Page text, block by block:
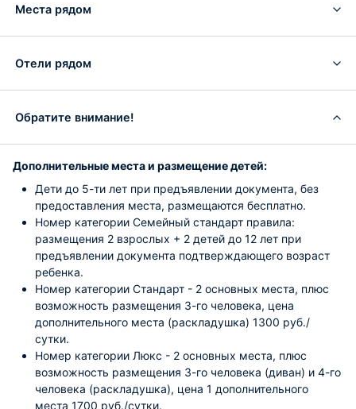
Места рядом
Отели рядом
Обратите внимание!
Дополнительные места и размещение детей:
Дети до 5-ти лет при предъявлении документа, без
предоставления места, размещаются бесплатно.
Номер категории Семейный стандарт правила:
размещения 2 взрослых + 2 детей до 12 лет при
предъявлении документа подтверждающего возраст
ребенка.
Номер категории Стандарт - 2 основных места, плюс
возможность размещения 3-го человека, цена
дополнительного места (раскладушка) 1300 руб./
сутки.
Номер категории Люкс - 2 основных места, плюс
возможность размещения 3-го человека (диван) и 4-го
человека (раскладушка), цена 1 дополнительного
места 1700 руб./сутки.